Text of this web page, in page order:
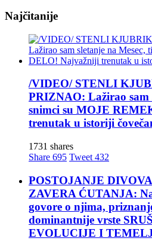
Najčitanije
/VIDEO/ STENLI
PRIZNAO: Lažirao sam
snimci su MOJE
trenutak u istoriji
1731 shares
Share 695 Tweet 432
POSTOJANJE
ZAVERA ĆUTANJA:
govore o njima,
dominantnije vrste
EVOLUCIJE I